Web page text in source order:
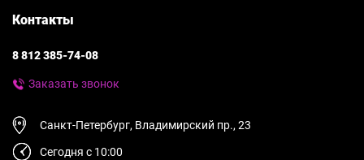
Контакты
8 812 385-74-08
Заказать звонок
Санкт-Петербург, Владимирский пр., 23
Сегодня с 10:00